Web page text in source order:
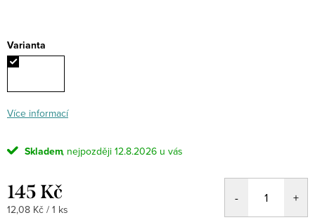
Varianta
Více informací
Skladem 12.8.2026
145 Kč
Měrná
12,08 Kč / 1 ks